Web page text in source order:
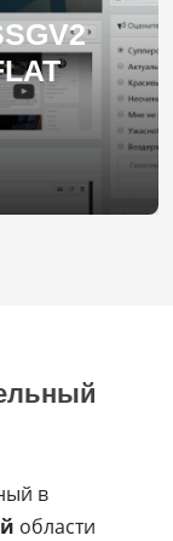
в
области